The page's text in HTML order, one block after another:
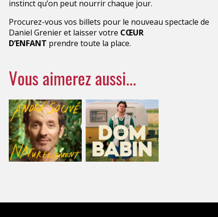
instinct qu’on peut nourrir chaque jour.
Procurez-vous vos billets pour le nouveau spectacle de
Daniel Grenier et laisser votre CŒUR
D’ENFANT prendre toute la place.
Vous aimerez aussi...